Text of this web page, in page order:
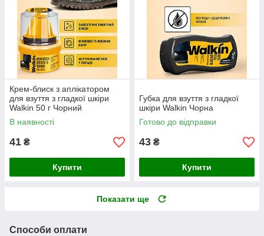
Крем-блиск з аплікатором
для взуття з гладкої шкіри
Walkin 50 г Чорний
В наявності
41 ₴
Купити
Губка для взуття з гладкої
шкіри Walkin Чорна
Готово до відправки
43 ₴
Купити
Показати ще
Способи оплати